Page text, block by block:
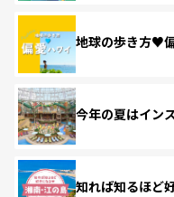
地球の歩き方♥
今年の夏はイン
知れば知るほど